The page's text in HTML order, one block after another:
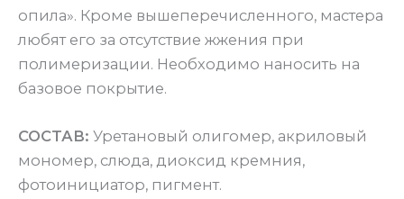
опила». Кроме вышеперечисленного, мастера
любят его за отсутствие жжения при
полимеризации. Необходимо наносить на
базовое покрытие.
СОСТАВ: Уретановый олигомер, акриловый
мономер, слюда, диоксид кремния,
фотоинициатор, пигмент.